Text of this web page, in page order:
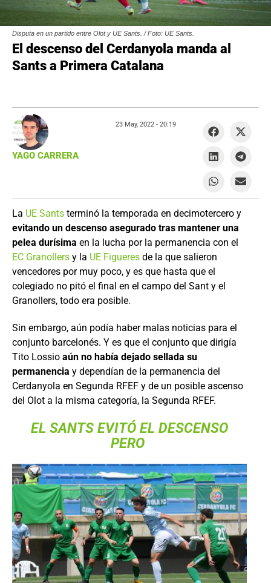
Disputa en un partido entre Olot y UE Sants. / Foto: UE Sants.
El descenso del Cerdanyola manda al
Sants a Primera Catalana
La UE Sants terminó la temporada en decimotercero y
evitando un descenso asegurado tras mantener una
pelea durísima en la lucha por la permanencia con el
EC Granollers y la UE Figueres de la que salieron
vencedores por muy poco, y es que hasta que el
colegiado no pitó el final en el campo del Sant y el
Granollers, todo era posible.
Sin embargo, aún podía haber malas noticias para el
conjunto barcelonés. Y es que el conjunto que dirigía
Tito Lossio aún no había dejado sellada su
permanencia y dependían de la permanencia del
Cerdanyola en Segunda RFEF y de un posible ascenso
del Olot a la misma categoría, la Segunda RFEF.
EL SANTS EVITÓ EL DESCENSO
PERO
YAGO CARRERA
23 May, 2022 - 20:19